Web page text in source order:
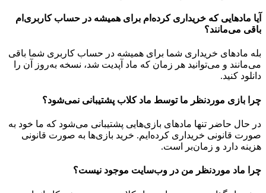
آیا مادهایی که خریداری کرده‌ام برای همیشه در حساب‌ کاربری‌ام
باقی می‌مانند؟
بله مادهای خریداری شما برای همیشه در حساب کاربری شما باقی
می‌مانند و می‌توانید هر زمان که ماد آپدیت شد، نسخه به‌روز آن را
دانلود کنید.
چرا بازی موردنظر ما توسط ماد کلاب پشتیبانی نمی‌شود؟
در حال حاضر تنها مادهای بازی‌هایی پشتیبانی می‌شود که ما خود به
صورت قانونی خریداری کرده‌ایم. خرید بازی‌ها به صورت قانونی
هزینه دارد و زمان‌بر است.
چرا ماد موردنظر من در وب‌سایت موجود نیست؟